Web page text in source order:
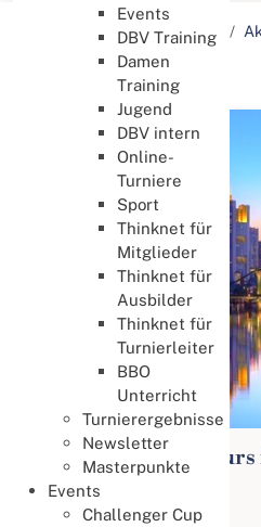
Events
DBV Training
Damen
Training
Jugend
DBV intern
Online-
Turniere
Sport
Thinknet für
Mitglieder
Thinknet für
Ausbilder
Thinknet für
Turnierleiter
BBO
Unterricht
Turnierergebnisse
Newsletter
Masterpunkte
Events
Challenger Cup
Aktuelle Seite: Startseite
Bridge
Lernen & Trainieren
02. August 2026